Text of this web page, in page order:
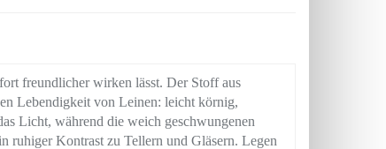
freundlicher wirken lässt. Der Stoff aus
Lebendigkeit von Leinen: leicht körnig,
Licht, während die weich geschwungenen
ruhiger Kontrast zu Tellern und Gläsern. Legen